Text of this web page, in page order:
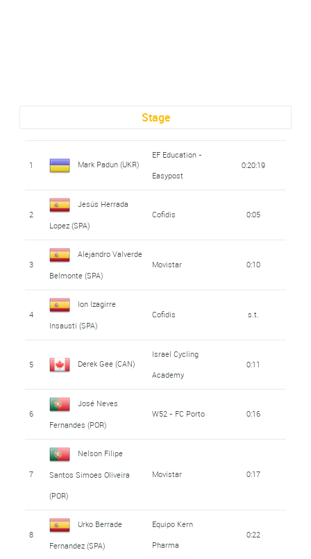
Stage
1 Mark Padun (UKR)
EF Education -
Easypost
0:20:19
2
Jesús Herrada
Lopez (SPA)
Cofidis 0:05
3
Alejandro Valverde
Belmonte (SPA)
Movistar 0:10
4
Ion Izagirre
Insausti (SPA)
Cofidis s.t.
5 Derek Gee (CAN)
Israel Cycling
Academy
0:11
6
José Neves
Fernandes (POR)
W52 - FC Porto 0:16
7
Nelson Filipe
Santos Simoes Oliveira
(POR)
Movistar 0:17
8
Urko Berrade
Fernandez (SPA)
Equipo Kern
Pharma
0:22